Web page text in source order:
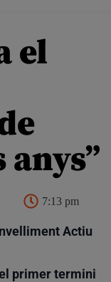
el
anys”
7:13 pm
Actiu
primer termini